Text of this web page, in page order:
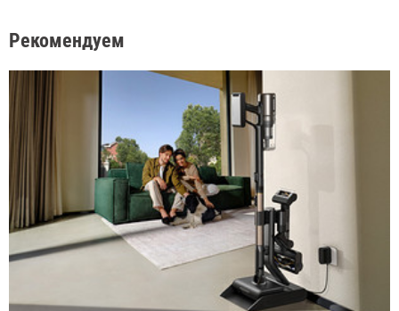
Рекомендуем